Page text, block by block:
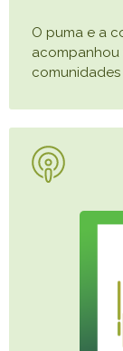
O puma e a
acompanhou